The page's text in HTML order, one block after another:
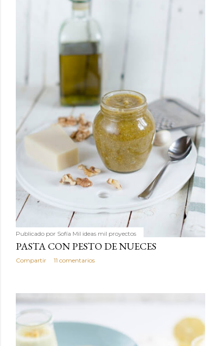
Publicado por Sofía Mil ideas mil proyectos
PASTA CON PESTO DE NUECES
Compartir 11 comentarios